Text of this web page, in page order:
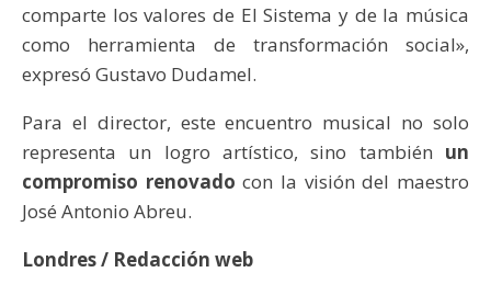
comparte los valores de El Sistema y de la música
como herramienta de transformación social»,
expresó Gustavo Dudamel.
Para el director, este encuentro musical no solo
representa un logro artístico, sino también un
compromiso renovado con la visión del maestro
José Antonio Abreu.
Londres / Redacción web